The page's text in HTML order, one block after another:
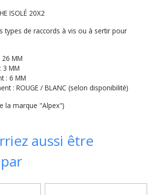
ISOLÉ 20X2
types de raccords à vis ou à sertir pour
MM
3 MM
: 6 MM
: ROUGE / BLANC (selon disponibilité)
la marque "Alpex")
aussi être